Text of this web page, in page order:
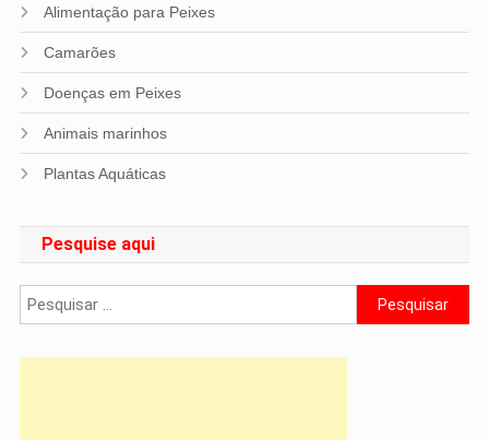
Alimentação para Peixes
Camarões
Doenças em Peixes
Animais marinhos
Plantas Aquáticas
Pesquise aqui
Pesquisar
por: